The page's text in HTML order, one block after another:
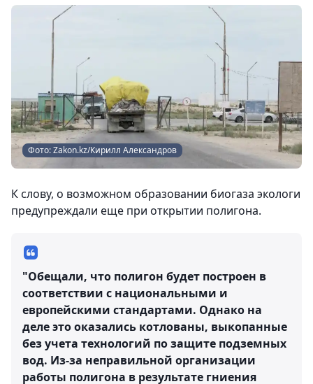
Фото: Zakon.kz/Кирилл Александров
К слову, о возможном образовании биогаза экологи
предупреждали еще при открытии полигона.
"Обещали, что полигон будет построен в
соответствии с национальными и
европейскими стандартами. Однако на
деле это оказались котлованы, выкопанные
без учета технологий по защите подземных
вод. Из-за неправильной организации
работы полигона в результате гниения